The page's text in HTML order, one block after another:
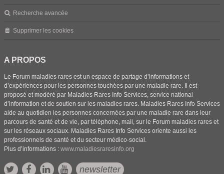
Recherche avancée
Supprimer les cookies
A PROPOS
Le Forum maladies rares est un espace de partage d’informations et
d’expériences pour les personnes touchées par une maladie rare. Il est
proposé et modéré par Maladies Rares Info Services, service national
d’information et de soutien sur les maladies rares. Maladies Rares Info Services
aide au quotidien les personnes concernées par une maladie rare dans leur
parcours de santé et de vie, par téléphone, mail, sur le Forum maladies rares et
sur les réseaux sociaux. Maladies Rares Info Services oriente aussi les
professionnels de santé et du secteur médico-social.
Plus d’informations : www.maladiesraresinfo.org
newsletter